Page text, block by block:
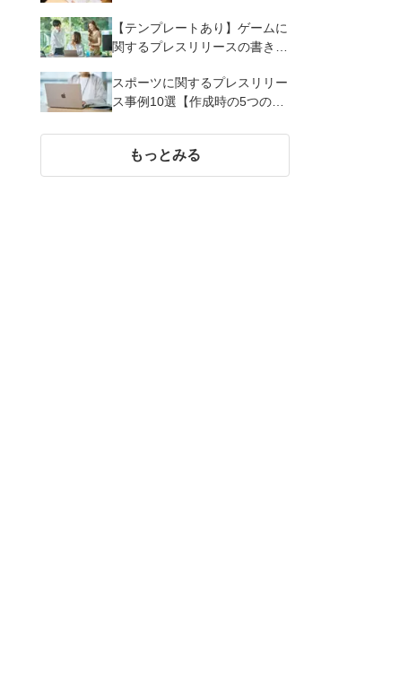
【テンプレートあり】ゲームに
関するプレスリリースの書き方
スポーツに関するプレスリリー
ス事例10選【作成時の5つのポ
もっとみる